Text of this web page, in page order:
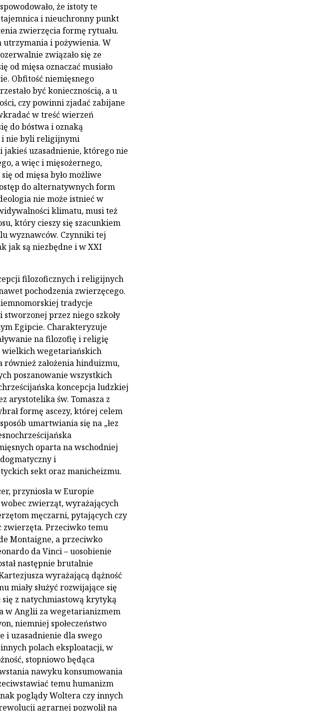
że istoty te
i nieuchronny punkt
zwierzęcia formę rytuału.
utrzymania i pożywienia. W
związało się ze
mięsa oznaczać musiało
Obfitość niemięsnego
być koniecznością, a u
czy powinni zjadać zabijane
w treść wierzeń
do bóstwa i oznaką
i nie byli religijnymi
uzasadnienie, którego nie
a więc i mięsożernego,
od mięsa było możliwe
do alternatywnych form
nie może istnieć w
klimatu, musi też
który cieszy się szacunkiem
wyznawców. Czynniki tej
jak są niezbędne i w XXI
filozoficznych i religijnych
pochodzenia zwierzęcego.
tradycje
przez niego szkoły
Egipcie. Charakteryzuje
na filozofię i religię
wielkich wegetariańskich
założenia hinduizmu,
poszanowanie wszystkich
koncepcja ludzkiej
arystotelika św. Tomasza z
formę ascezy, której celem
umartwiania się na „łez
oparta na wschodniej
i
sekt oraz manicheizmu.
przyniosła w Europie
wobec zwierząt, wyrażających
męczarni, pytających czy
Przeciwko temu
Montaigne, a przeciwko
da Vinci – uosobienie
następnie brutalnie
wyrażającą dążność
miały służyć rozwijające się
się z natychmiastową krytyką
w Anglii za wegetarianizmem
niemniej społeczeństwo
i uzasadnienie dla swego
polach eksploatacji, w
stopniowo będąca
nawyku konsumowania
temu humanizm
poglądy Woltera czy innych
agrarnej pozwolił na